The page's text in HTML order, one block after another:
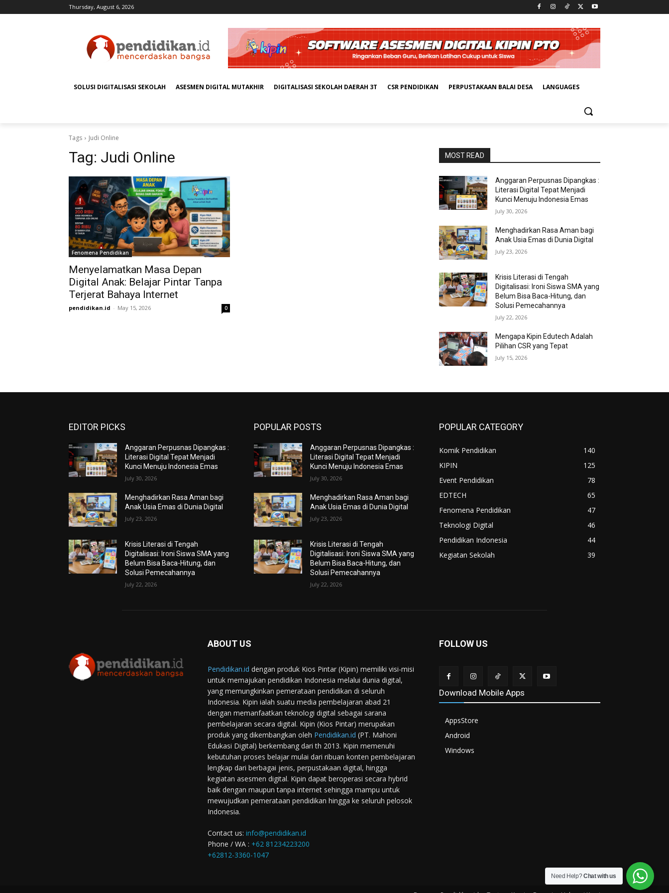
Thursday, August 6, 2026
SOLUSI DIGITALISASI SEKOLAH ASESMEN DIGITAL MUTAKHIR DIGITALISASI SEKOLAH DAERAH 3T CSR PENDIDIKAN PERPUSTAKAAN BALAI DESA LANGUAGES
Tags Judi Online
Tag: Judi Online
Fenomena Pendidikan
Menyelamatkan Masa Depan
Digital Anak: Belajar Pintar Tanpa
Terjerat Bahaya Internet
pendidikan.id - May 15, 2026 0
MOST READ
Anggaran Perpusnas Dipangkas :
Literasi Digital Tepat Menjadi
Kunci Menuju Indonesia Emas
July 30, 2026
Menghadirkan Rasa Aman bagi
Anak Usia Emas di Dunia Digital
July 23, 2026
Krisis Literasi di Tengah
Digitalisasi: Ironi Siswa SMA yang
Belum Bisa Baca-Hitung, dan
Solusi Pemecahannya
July 22, 2026
Mengapa Kipin Edutech Adalah
Pilihan CSR yang Tepat
July 15, 2026
EDITOR PICKS
Anggaran Perpusnas Dipangkas :
Literasi Digital Tepat Menjadi
Kunci Menuju Indonesia Emas
July 30, 2026
Menghadirkan Rasa Aman bagi
Anak Usia Emas di Dunia Digital
July 23, 2026
Krisis Literasi di Tengah
Digitalisasi: Ironi Siswa SMA yang
Belum Bisa Baca-Hitung, dan
Solusi Pemecahannya
July 22, 2026
POPULAR POSTS
Anggaran Perpusnas Dipangkas :
Literasi Digital Tepat Menjadi
Kunci Menuju Indonesia Emas
July 30, 2026
Menghadirkan Rasa Aman bagi
Anak Usia Emas di Dunia Digital
July 23, 2026
Krisis Literasi di Tengah
Digitalisasi: Ironi Siswa SMA yang
Belum Bisa Baca-Hitung, dan
Solusi Pemecahannya
July 22, 2026
POPULAR CATEGORY
Komik Pendidikan
140
KIPIN
125
Event Pendidikan
78
EDTECH
65
Fenomena Pendidikan
47
Teknologi Digital
46
Pendidikan Indonesia
44
Kegiatan Sekolah
39
ABOUT US
Pendidikan.id dengan produk Kios Pintar (Kipin) memiliki visi-misi
untuk memajukan pendidikan Indonesia melalui dunia digital,
yang memungkinkan pemerataan pendidikan di seluruh
Indonesia. Kipin ialah suatu media pembelajaran abad 21
dengan memanfaatkan teknologi digital sebagai sarana
pembelajaran secara digital. Kipin (Kios Pintar) merupakan
produk yang dikembangkan oleh Pendidikan.id (PT. Mahoni
Edukasi Digital) berkembang dari th 2013. Kipin memenuhi
kebutuhan proses belajar mulai dari ribuan konten pembelajaran
lengkap dari berbagai jenis, perpustakaan digital, hingga
kegiatan asesmen digital. Kipin dapat beroperasi secara hybrid
baik dengan maupun tanpa internet sehingga mampu untuk
mewujudkan pemerataan pendidikan hingga ke seluruh pelosok
Indonesia.
Contact us: info@pendidikan.id
Phone / WA : +62 81234223200
+62812-3360-1047
FOLLOW US
Download Mobile Apps
AppsStore
Android
Windows
Need Help?Chat with us